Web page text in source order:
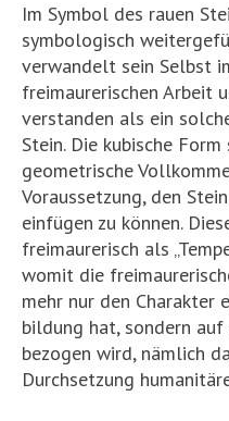
Im Symbol des rauen
symbologisch
verwandelt sein Selbst
freimaurerischen Arbeit
verstanden als ein
Stein. Die kubische
geometrische
Voraussetzung, den
einfügen zu können.
freimaurerisch als
womit die
mehr nur den Charakter
bildung hat, sondern
bezogen wird, nämlich
Durchsetzung